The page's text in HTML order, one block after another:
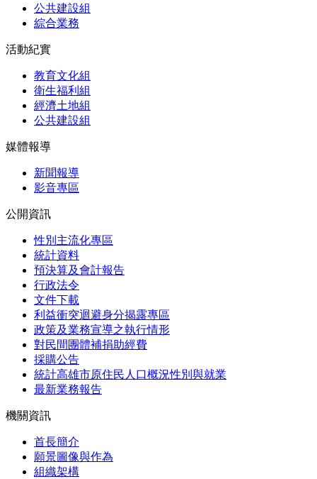
公共建設組
綜合業務
活動紀實
教育文化組
衛生福利組
經濟土地組
公共建設組
媒體報導
新聞報導
影音專區
公開資訊
性別主流化專區
統計資料
預決算及會計報告
行政法令
文件下載
利益衝突迴避身分揭露專區
政策及業務宣導之執行情形
對民間團體補捐助經費
採購公告
統計高雄市原住民人口概況性別與就業
最新業務報告
機關資訊
首長簡介
願景圖像與作為
組織架構